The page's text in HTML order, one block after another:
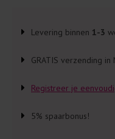
Levering binnen 1-3
GRATIS verzending in
Registreer je
5% spaarbonus!